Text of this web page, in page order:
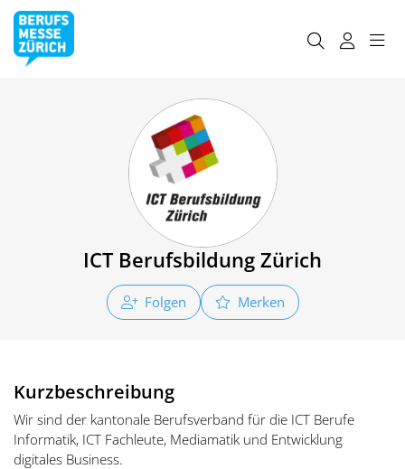
ICT Berufsbildung Zürich
Folgen Merken
Kurzbeschreibung
Wir sind der kantonale Berufsverband für die ICT Berufe
Informatik, ICT Fachleute, Mediamatik und Entwicklung
digitales Business.